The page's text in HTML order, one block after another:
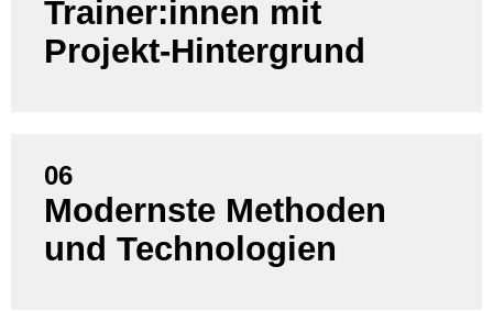
Trainer:innen mit
Projekt-Hintergrund
Projekte führen und begleiten – kein reines
Schulungspersonal.
06
Modernste Methoden
und Technologien
Sie profitieren von aktuellen Trends, bewährten
Best Practices und praxisrelevanten Tools, die zu
Ihrer Situation passen.